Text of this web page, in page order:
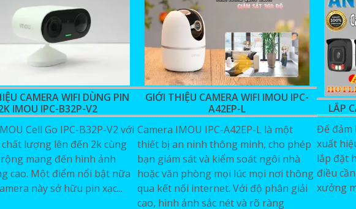
CAMERA WIFI DÙNG PIN
IMOU IPC-B32P-V2
Cell Go IPC-B32P-V2 với
lượng lên đến 2k cùng
mang đến hình ảnh
cao. Một điểm nổi bật nữa
này sở hữu pin xạc...
GIỚI THIỆU CAMERA WIFI IMOU IPC-
A42EP-L
Camera IMOU IPC-A42EP-L là một
thiết bị an ninh thông minh, cho phép
bạn giám sát và kiểm soát ngôi nhà
hoặc văn phòng mọi lúc mọi nơi thông
qua kết nối internet. Với độ phân giải
cao, hình ảnh sắc nét và rõ ràng
LẮP
Để đảm
xuất
lắp đặt
điều
xưởng